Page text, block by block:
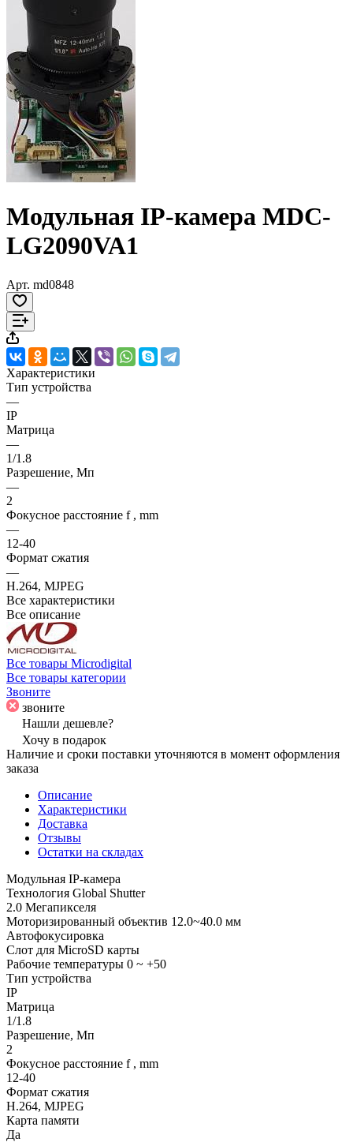
Модульная IP-камера MDC-
LG2090VA1
Арт. md0848
Характеристики
Тип устройства
—
IP
Матрица
—
1/1.8
Разрешение, Мп
—
2
Фокусное расстояние f , mm
—
12-40
Формат сжатия
—
H.264, MJPEG
Все характеристики
Все описание
Все товары Microdigital
Все товары категории
Звоните
звоните
Нашли дешевле?
Хочу в подарок
Наличие и сроки поставки уточняются в момент оформления
заказа
Описание
Характеристики
Доставка
Отзывы
Остатки на складах
Модульная IP-камера
Технология Global Shutter
2.0 Мегапикселя
Моторизированный объектив 12.0~40.0 мм
Автофокусировка
Слот для MicroSD карты
Рабочие температуры 0 ~ +50
Тип устройства
IP
Матрица
1/1.8
Разрешение, Мп
2
Фокусное расстояние f , mm
12-40
Формат сжатия
H.264, MJPEG
Карта памяти
Да